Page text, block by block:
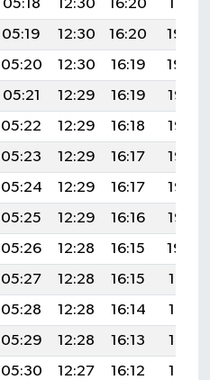
05:18 12:30 16:20
19:31
05:19 12:30 16:20
19:30
05:20 12:30 16:19
19:29
05:21 12:29 16:19
19:27
05:22 12:29 16:18
19:26
05:23 12:29 16:17
19:25
05:24 12:29 16:17
19:23
05:25 12:29 16:16
19:22
05:26 12:28 16:15
19:20
05:27 12:28 16:15
19:19
05:28 12:28 16:14
19:17
05:29 12:28 16:13
19:16
05:30 12:27 16:12
19:14